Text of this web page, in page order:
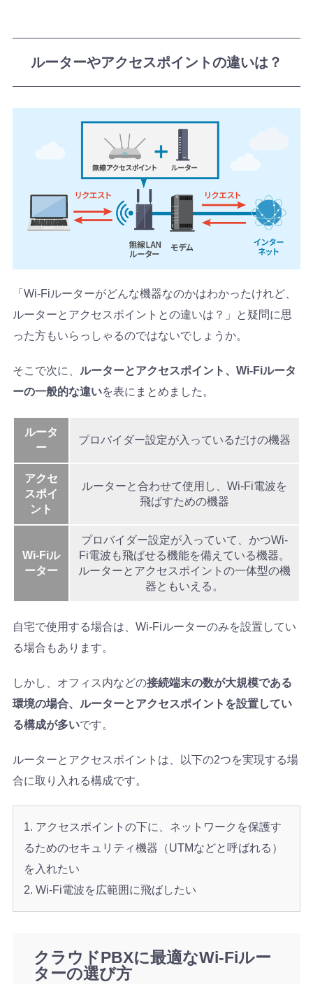
ルーターやアクセスポイントの違いは？
「Wi-Fiルーターがどんな機器なのかはわかったけれど、
ルーターとアクセスポイントとの違いは？」と疑問に思
った方もいらっしゃるのではないでしょうか。
そこで次に、 ルーターとアクセスポイント、Wi-Fiルータ
ーの一般的な違いを表にまとめました。
ルータ
ー
プロバイダー設定が入っているだけの機器
アクセ
スポイ
ント
ルーターと合わせて使用し、Wi-Fi電波を
飛ばすための機器
Wi-Fiル
ーター
プロバイダー設定が入っていて、かつWi-
Fi電波も飛ばせる機能を備えている機器。
ルーターとアクセスポイントの一体型の機
器ともいえる。
自宅で使用する場合は、Wi-Fiルーターのみを設置してい
る場合もあります。
しかし、オフィス内などの接続端末の数が大規模である
環境の場合、ルーターとアクセスポイントを設置してい
る構成が多いです。
ルーターとアクセスポイントは、以下の2つを実現する場
合に取り入れる構成です。
アクセスポイントの下に、ネットワークを保護す
るためのセキュリティ機器（UTMなどと呼ばれる）
を入れたい
Wi-Fi電波を広範囲に飛ばしたい
クラウドPBXに最適なWi-Fiルー
ターの選び方